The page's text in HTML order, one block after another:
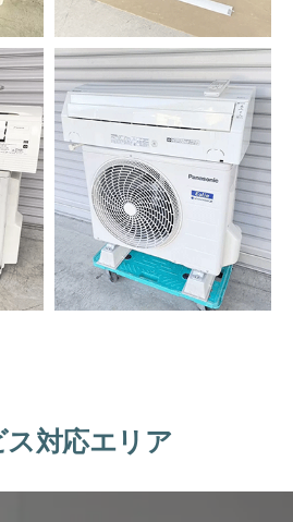
ス対応エリア